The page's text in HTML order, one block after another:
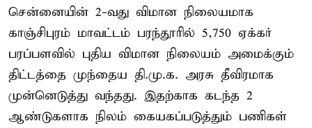
சென்னையின் 2-வது விமான நிலையமாக
காஞ்சிபுரம் மாவட்டம் பரந்தூரில் 5,750 ஏக்கர்
பரப்பளவில் புதிய விமான நிலையம் அமைக்கும்
திட்டத்தை முந்தைய தி.மு.க. அரசு தீவிரமாக
முன்னெடுத்து வந்தது. இதற்காக கடந்த 2
ஆண்டுகளாக நிலம் கையகப்படுத்தும் பணிகள்